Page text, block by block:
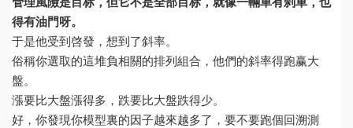
得有油門呀。
于是他受到啓發，想到了斜率。
俗稱你選取的這堆負相關的排列組合，他們的斜率得跑赢大
盤。
漲要比大盤漲得多，跌要比大盤跌得少。
好，你發現你模型裏的因子越來越多了，要不要跑個回溯測